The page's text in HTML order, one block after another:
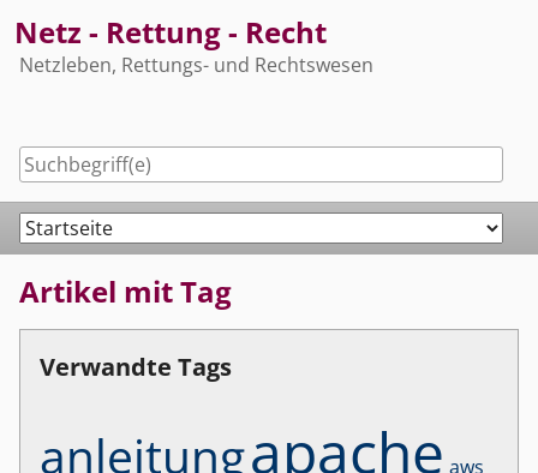
to
content
Netz - Rettung - Recht
Netzleben, Rettungs- und Rechtswesen
Navigation
Artikel mit Tag
Verwandte Tags
anleitungapache aws